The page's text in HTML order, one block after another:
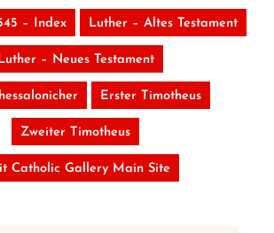
– Index Luther – Altes Testament
Luther – Neues Testament
Erster Timotheus
Zweiter Timotheus
Catholic Gallery Main Site